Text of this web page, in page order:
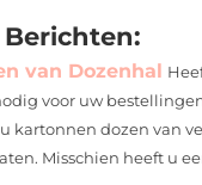
van Dozenhal
voor uw
kartonnen dozen van
Misschien heeft u